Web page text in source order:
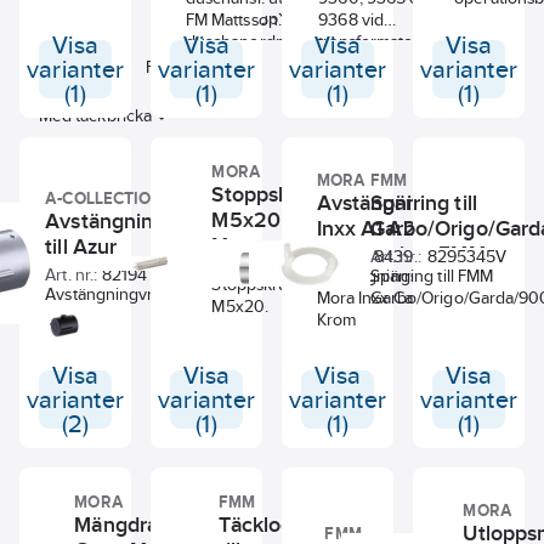
Inbyggnadsdjup
Låsbar Färg
Med täckbricka
Visa
varianter
(1)
FM Mattsson
duschanordning.
Visa
varianter
(1)
9368 vid
transformatordrift.
Visa
varianter
(1)
Visa
varianter
(1)
A-COLLECTION
Avstängningsvred
till Azur
termostatblandare,
a-collection
Art. nr.: 8219473
Avstängningvred med
vingar till
termostatblandare Azur.
till, 8351081 / 8362012 /
8351082 / 8362013.
8314153, Svart passar
Visa
varianter
(2)
MORA
Stoppskruv
M5x20,
Mora8295323V
Stoppskruv
M5x20.
Visa
varianter
(1)
MORA
Avstängningsratt
Inxx A1 A2, Mora
Art. nr.:
8439686
Avstängningsratt till
Mora Inxx Cabin.
Krom
Visa
varianter
(1)
FMM
Spärring till
Garbo/Origo/
serien, FMM
Art. nr.: 8295345V
Spärring till FMM
Garbo/Origo/Garda/
Visa
varianter
(1)
MORA
Mängdratt
FMM
Täcklock
FMM
MORA